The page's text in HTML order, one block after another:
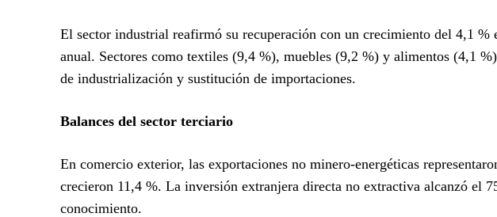
El sector industrial reafirmó su recuperación con un crecimiento del 4,1
anual. Sectores como textiles (9,4 %), muebles (9,2 %) y alimentos (4,1
de industrialización y sustitución de importaciones.
Balances del sector terciario
En comercio exterior, las exportaciones no minero-energéticas
crecieron 11,4 %. La inversión extranjera directa no extractiva alcanzó el
conocimiento.